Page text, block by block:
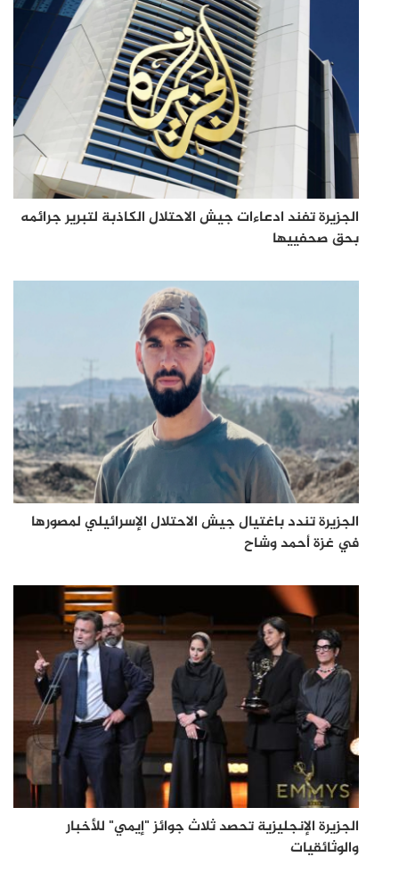
الجزيرة تفند ادعاءات جيش الاحتلال الكاذبة لتبرير جرائمه
بحق صحفييها
الجزيرة تندد باغتيال جيش الاحتلال الإسرائيلي لمصورها
في غزة أحمد وشاح
الجزيرة الإنجليزية تحصد ثلاث جوائز "إيمي" للأخبار
والوثائقيات